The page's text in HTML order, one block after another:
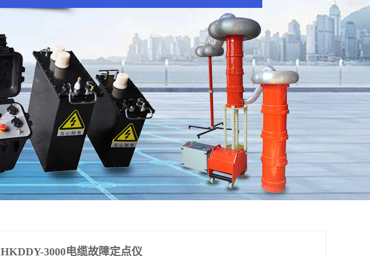
HKDDY-3000电缆故障定点仪